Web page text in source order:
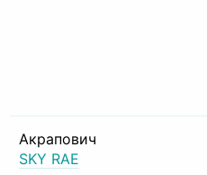
Акрапович
SKY RAE